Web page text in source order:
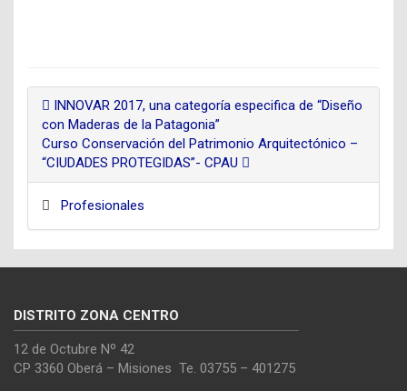
INNOVAR 2017, una categoría especifica de “Diseño
con Maderas de la Patagonia”
Curso Conservación del Patrimonio Arquitectónico –
“CIUDADES PROTEGIDAS”- CPAU
Profesionales
DISTRITO ZONA CENTRO
12 de Octubre Nº 42
CP 3360 Oberá – Misiones Te. 03755 – 401275